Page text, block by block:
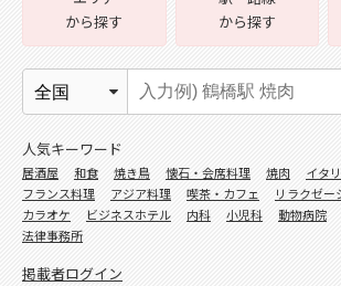
から探す
から探す
人気キーワード
居酒屋 和食 焼き鳥 懐石・会席料理 焼肉
イタ
フランス料理
アジア料理 喫茶・カフェ リラクゼー
カラオケ
ビジネスホテル 内科 小児科 動物病院
法律事務所
掲載者ログイン